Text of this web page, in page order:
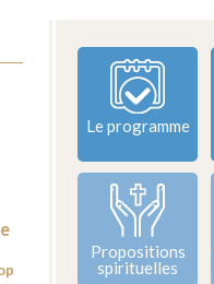
Le programme
Propositions
spirituelles